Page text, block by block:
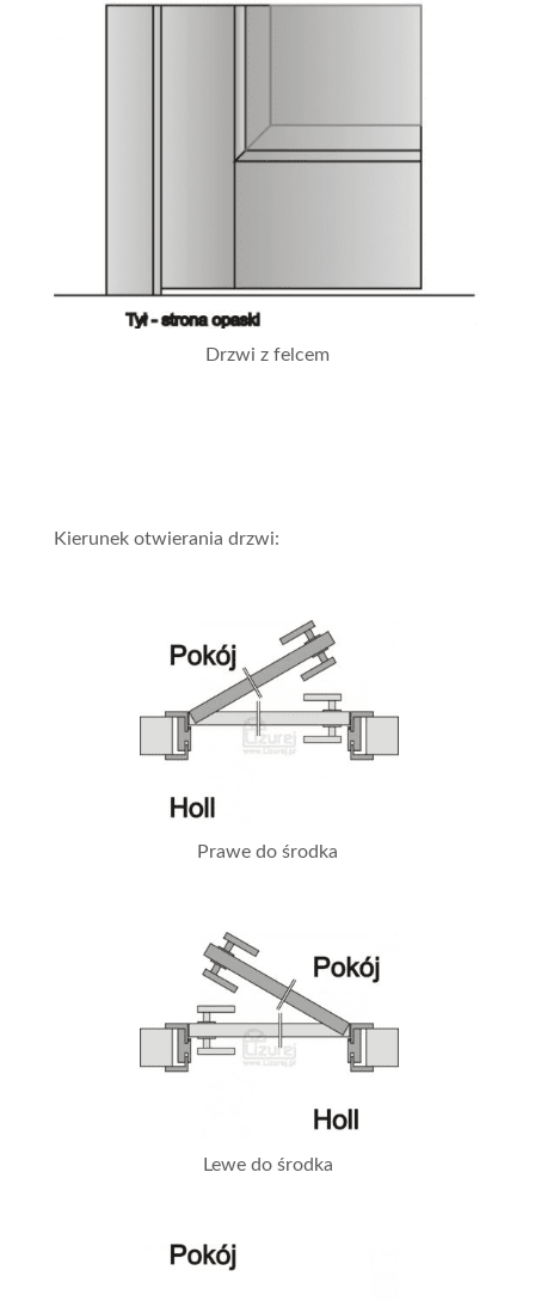
Drzwi z felcem
Kierunek otwierania drzwi:
Prawe do środka
Lewe do środka